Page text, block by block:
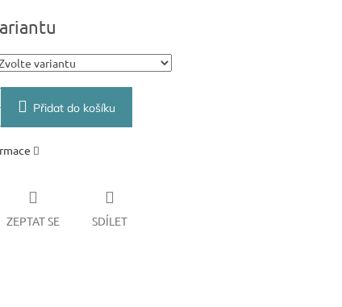
Přidat do košíku
ZEPTAT SE SDÍLET